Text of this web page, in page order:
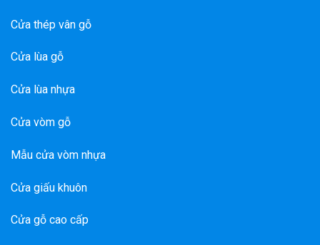
Cửa thép vân gỗ
Cửa lùa gỗ
Cửa lùa nhựa
Cửa vòm gỗ
Mẫu cửa vòm nhựa
Cửa giấu khuôn
Cửa gỗ cao cấp